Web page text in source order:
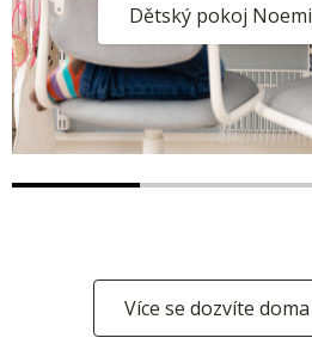
Dětský pokoj
Více se dozvíte